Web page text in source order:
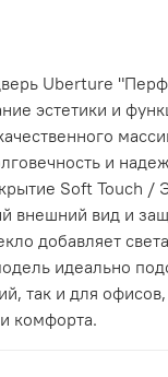
Uberture
эстетики и
и
Soft Touch /
внешний вид и
добавляет
идеально
так и для офисов,
комфорта.